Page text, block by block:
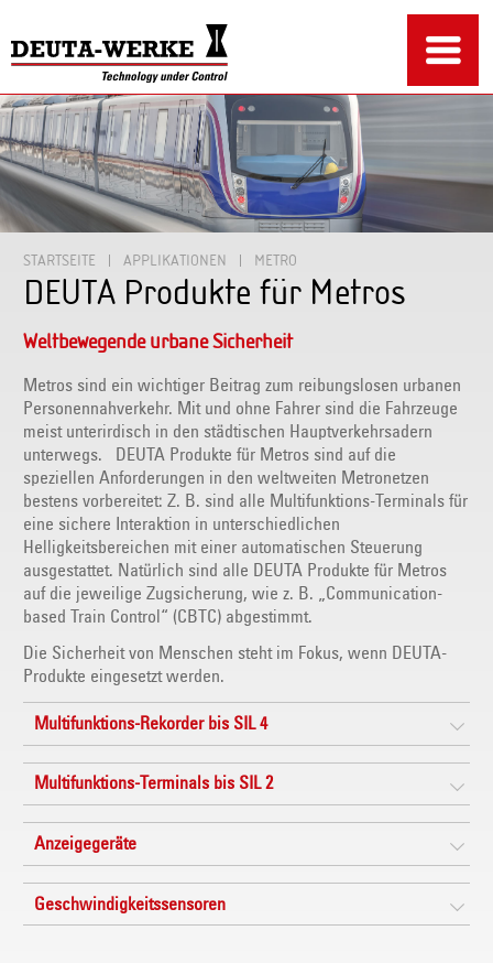
STARTSEITE APPLIKATIONEN METRO
DEUTA Produkte für Metros
Weltbewegende urbane Sicherheit
Metros sind ein wichtiger Beitrag zum reibungslosen urbanen
Personennahverkehr. Mit und ohne Fahrer sind die Fahrzeuge
meist unterirdisch in den städtischen Hauptverkehrsadern
unterwegs. DEUTA Produkte für Metros sind auf die
speziellen Anforderungen in den weltweiten Metronetzen
bestens vorbereitet: Z. B. sind alle Multifunktions-Terminals für
eine sichere Interaktion in unterschiedlichen
Helligkeitsbereichen mit einer automatischen Steuerung
ausgestattet. Natürlich sind alle DEUTA Produkte für Metros
auf die jeweilige Zugsicherung, wie z. B. „Communication-
based Train Control“ (CBTC) abgestimmt.
Die Sicherheit von Menschen steht im Fokus, wenn DEUTA-
Produkte eingesetzt werden.
Multifunktions-Rekorder bis SIL 4
Multifunktions-Terminals bis SIL 2
Anzeigegeräte
Geschwindigkeitssensoren